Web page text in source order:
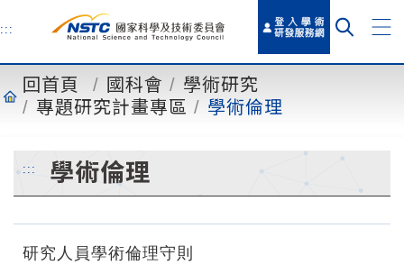
主
容
:::
回首頁 國科會
學術研究
專題研究計畫專區
學術倫理
::: 學術倫理
研究人員學術倫理守則